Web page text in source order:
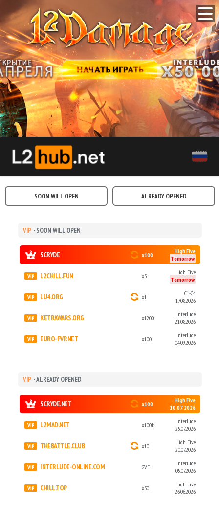
SOON WILL OPEN ALREADY OPENED
VIP - SOON WILL OPEN
SCRYDE x100
High Five
Tomorrow
L2CHILL.FUN x3
High Five
Tomorrow
LU4.ORG x1
C1-C4
17.08.2026
KETRAWARS.ORG x1200
Interlude
21.08.2026
EURO-PVP.NET x100
Interlude
04.09.2026
VIP - ALREADY OPENED
SCRYDE.NET x100
High Five
10.07.2026
L2MAD.NET x100k
Interlude
25.07.2026
THEBATTLE.CLUB x10
High Five
20.07.2026
INTERLUDE-ONLINE.COM GVE
Interlude
05.07.2026
CHILL.TOP x30
High Five
26.06.2026